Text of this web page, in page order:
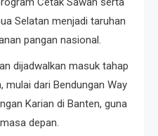
Selatan menjadi taruhan
pangan nasional.
dijadwalkan masuk tahap
mulai dari Bendungan Way
Karian di Banten, guna
depan.